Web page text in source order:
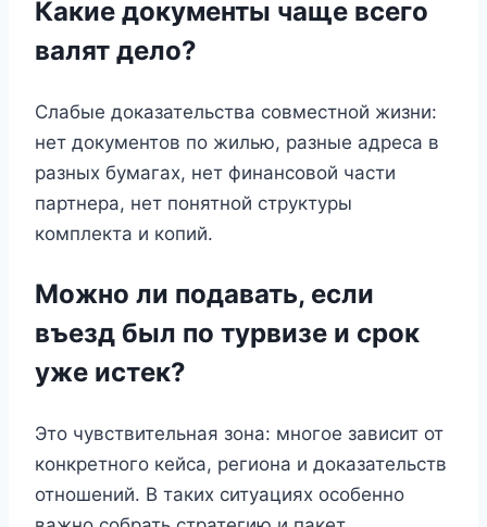
Какие документы чаще всего
валят дело?
Слабые доказательства совместной жизни:
нет документов по жилью, разные адреса в
разных бумагах, нет финансовой части
партнера, нет понятной структуры
комплекта и копий.
Можно ли подавать, если
въезд был по турвизе и срок
уже истек?
Это чувствительная зона: многое зависит от
конкретного кейса, региона и доказательств
отношений. В таких ситуациях особенно